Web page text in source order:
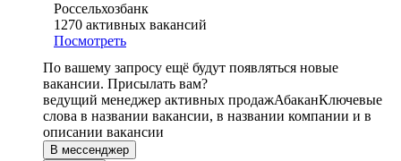
Россельхозбанк
1270 активных вакансий
Посмотреть
По вашему запросу ещё будут появляться новые
вакансии. Присылать вам?
ведущий менеджер активных продажАбаканКлючевые
слова в названии вакансии, в названии компании и в
описании вакансии
В мессенджер